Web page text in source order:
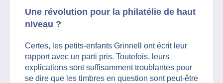
Une révolution pour la philatélie de haut
niveau ?
Certes, les petits-enfants Grinnell ont écrit leur
rapport avec un parti pris. Toutefois, leurs
explications sont suffisamment troublantes pour
se dire que les timbres en question sont peut-être